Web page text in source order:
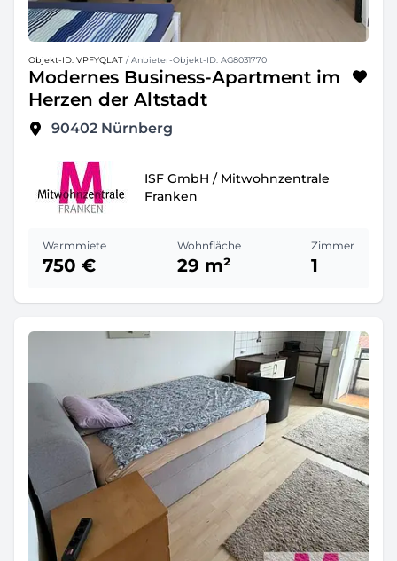
Objekt-ID: VPFYQLAT / Anbieter-Objekt-ID: AG8031770
Modernes Business-Apartment im
Herzen der Altstadt
90402 Nürnberg
ISF GmbH / Mitwohnzentrale
Franken
Warmmiete
750 €
Wohnfläche
29 m²
Zimmer
1